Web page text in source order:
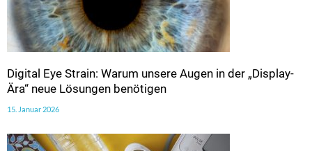
Digital Eye Strain: Warum unsere Augen in der „Display-
Ära“ neue Lösungen benötigen
15. Januar 2026